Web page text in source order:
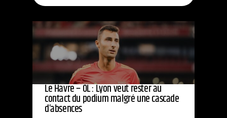
Le Havre – OL : Lyon veut rester au
contact du podium malgré une cascade
d’absences